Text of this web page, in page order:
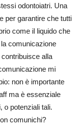
odontoiatri. Una
per garantire che tutti
come il liquido che
comunicazione
alla
mi
non è importante
ma è essenziale
o potenziali tali.
comunichi?